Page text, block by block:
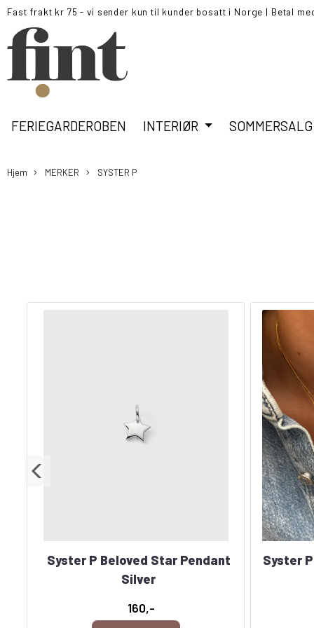
Fast frakt kr 75 - vi sender kun til kunder bosatt i Norge | Betal
FERIEGARDEROBEN INTERIØR SOMMERSALG
Hjem MERKER SYSTER P
Syster P Beloved Star Pendant
Silver
160,-
Syster